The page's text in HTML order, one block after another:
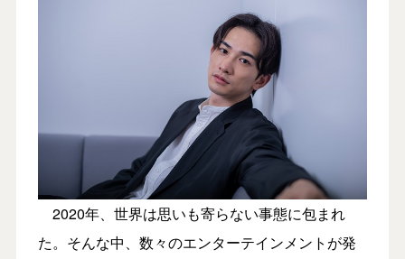
2020年、世界は思いも寄らない事態に包まれ
た。そんな中、数々のエンターテインメントが発